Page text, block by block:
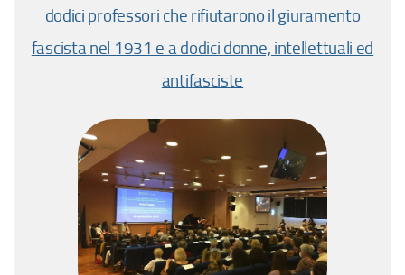
dodici professori che rifiutarono il giuramento
fascista nel 1931 e a dodici donne, intellettuali ed
antifasciste